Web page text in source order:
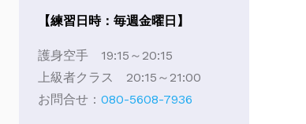
【練習日時：毎週金曜日】
護身空手 19:15～20:15
上級者クラス 20:15～21:00
お問合せ： 080-5608-7936